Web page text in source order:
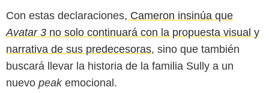
Con estas declaraciones, Cameron insinúa que
Avatar 3 no solo continuará con la propuesta visual y
narrativa de sus predecesoras, sino que también
buscará llevar la historia de la familia Sully a un
nuevo peak emocional.